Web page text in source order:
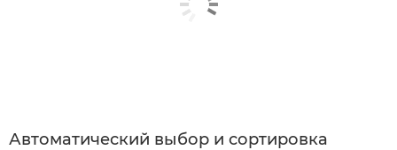
Автоматический выбор и сортировка